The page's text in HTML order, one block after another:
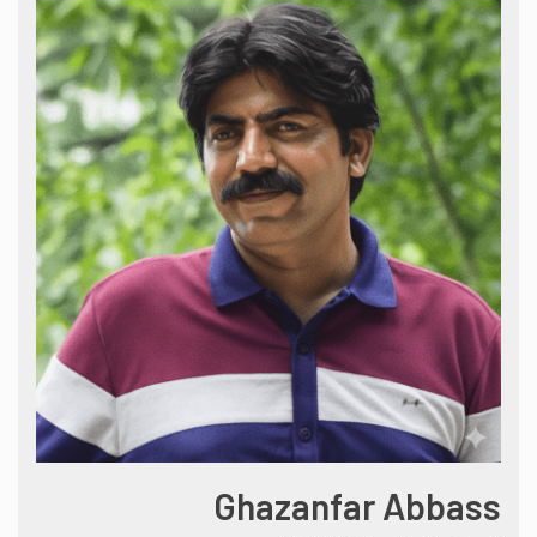
Ghazanfar Abbass